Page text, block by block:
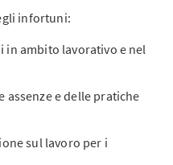
infortuni:
ambito lavorativo e nel
e delle pratiche
sul lavoro per i